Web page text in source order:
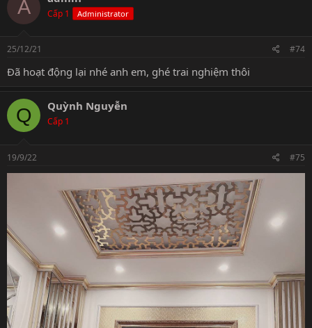
A Cấp 1 Administrator
25/12/21 #74
Đã hoạt động lại nhé anh em, ghé trai nghiệm thôi
Q Quỳnh Nguyễn
Cấp 1
19/9/22 #75